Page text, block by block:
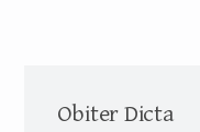
Obiter Dicta